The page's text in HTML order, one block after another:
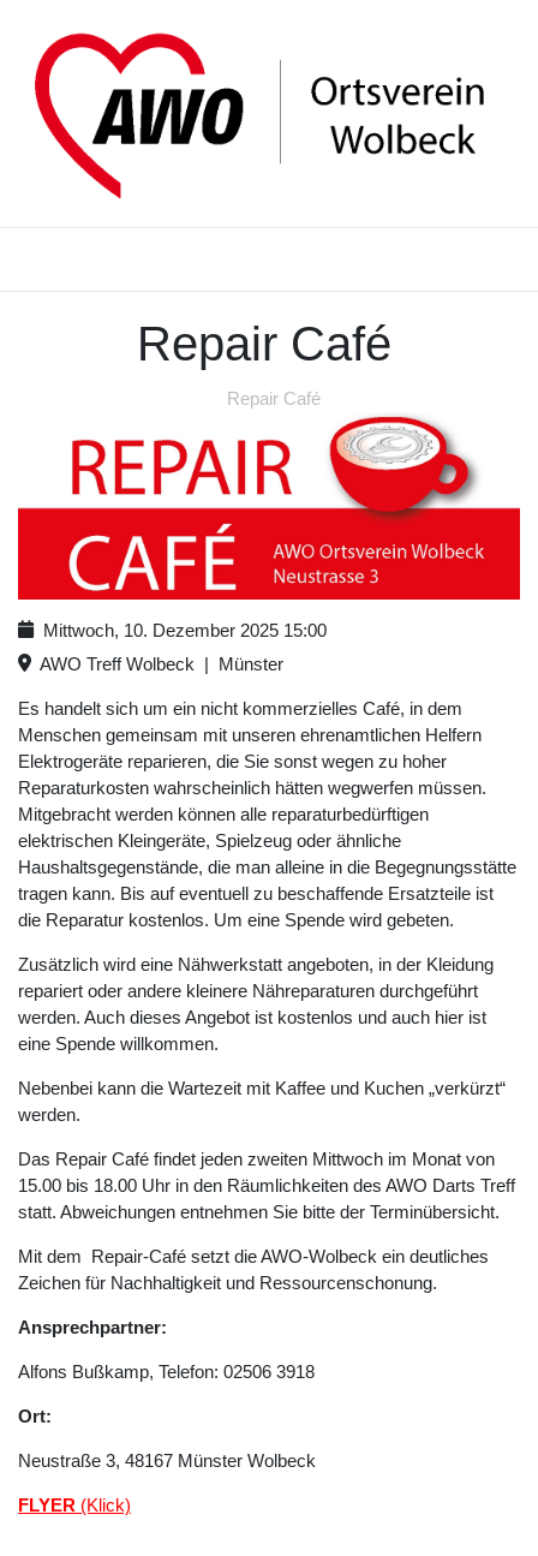
Repair Café
Repair Café
Mittwoch, 10. Dezember 2025 15:00
AWO Treff Wolbeck | Münster
Es handelt sich um ein nicht kommerzielles Café, in dem
Menschen gemeinsam mit unseren ehrenamtlichen Helfern
Elektrogeräte reparieren, die Sie sonst wegen zu hoher
Reparaturkosten wahrscheinlich hätten wegwerfen müssen.
Mitgebracht werden können alle reparaturbedürftigen
elektrischen Kleingeräte, Spielzeug oder ähnliche
Haushaltsgegenstände, die man alleine in die Begegnungsstätte
tragen kann. Bis auf eventuell zu beschaffende Ersatzteile ist
die Reparatur kostenlos. Um eine Spende wird gebeten.
Zusätzlich wird eine Nähwerkstatt angeboten, in der Kleidung
repariert oder andere kleinere Nähreparaturen durchgeführt
werden. Auch dieses Angebot ist kostenlos und auch hier ist
eine Spende willkommen.
Nebenbei kann die Wartezeit mit Kaffee und Kuchen „verkürzt“
werden.
Das Repair Café findet jeden zweiten Mittwoch im Monat von
15.00 bis 18.00 Uhr in den Räumlichkeiten des AWO Darts Treff
statt. Abweichungen entnehmen Sie bitte der Terminübersicht.
Mit dem Repair-Café setzt die AWO-Wolbeck ein deutliches
Zeichen für Nachhaltigkeit und Ressourcenschonung.
Ansprechpartner:
Alfons Bußkamp, Telefon: 02506 3918
Ort:
Neustraße 3, 48167 Münster Wolbeck
FLYER (Klick)